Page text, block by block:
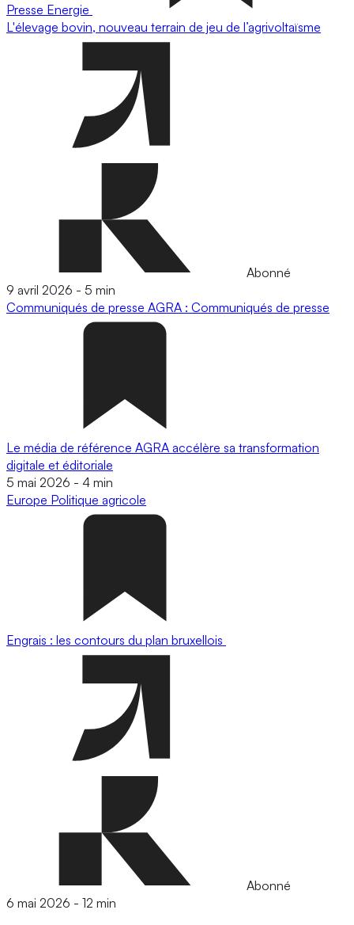
Presse Energie
L'élevage bovin, nouveau terrain de jeu de l’agrivoltaïsme
Abonné
9 avril 2026 - 5 min
Communiqués de presse AGRA : Communiqués de presse
Le média de référence AGRA accélère sa transformation
digitale et éditoriale
5 mai 2026 - 4 min
Europe Politique agricole
Engrais : les contours du plan bruxellois
Abonné
6 mai 2026 - 12 min